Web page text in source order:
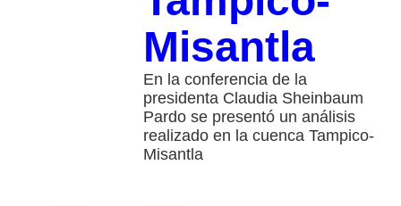
Misantla
En la conferencia de la
presidenta Claudia Sheinbaum
Pardo se presentó un análisis
realizado en la cuenca Tampico-
Misantla